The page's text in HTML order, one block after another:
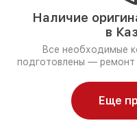
Наличие
в
Все необходимые
подготовлены — ремонт
Еще